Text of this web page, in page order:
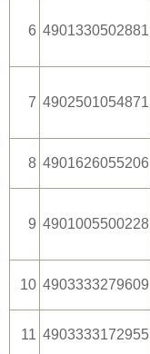
6 4901330502881
7 4902501054871
8 4901626055206
9 4901005500228
10 4903333279609
11 4903333172955